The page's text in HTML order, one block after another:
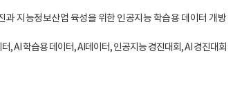
과 지능정보산업 육성을 위한 인공지능 학습용 데이터 개방
, AI 학습용 데이터, AI데이터, 인공지능 경진대회, AI 경진대회